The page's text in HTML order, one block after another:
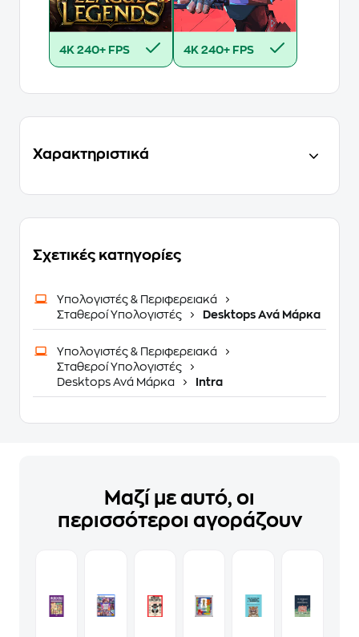
4K 240+ FPS 4K 240+ FPS
Χαρακτηριστικά
Σχετικές κατηγορίες
Υπολογιστές & Περιφερειακά
Σταθεροί Υπολογιστές
Desktops Ανά Μάρκα
Υπολογιστές & Περιφερειακά
Σταθεροί Υπολογιστές
Desktops Ανά Μάρκα
Intra
Μαζί με αυτό, οι
περισσότεροι αγοράζουν